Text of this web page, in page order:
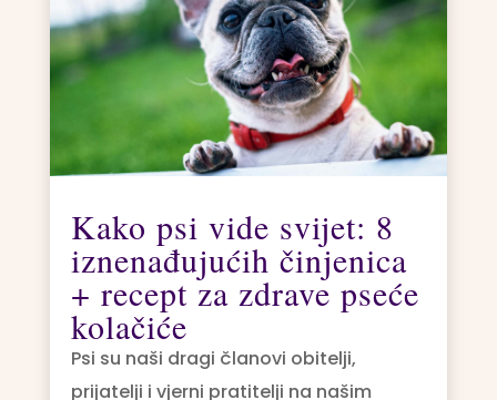
Kako psi vide svijet: 8
iznenađujućih činjenica
+ recept za zdrave pseće
kolačiće
Psi su naši dragi članovi obitelji,
prijatelji i vjerni pratitelji na našim